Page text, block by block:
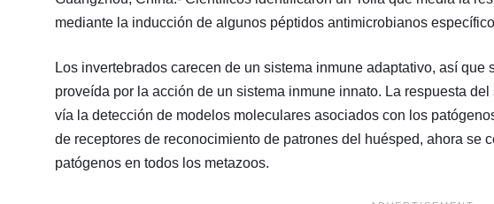
mediante la inducción de algunos péptidos antimicrobianos
Los invertebrados carecen de un sistema inmune adaptativo, así
proveída por la acción de un sistema inmune innato. La respuesta
vía la detección de modelos moleculares asociados con los
de receptores de reconocimiento de patrones del huésped, ahora se
patógenos en todos los metazoos.